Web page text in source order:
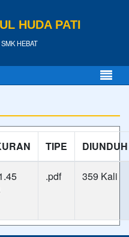
HUDA PATI
HEBAT
TIPE DIUNDUH
.pdf 359 Kali